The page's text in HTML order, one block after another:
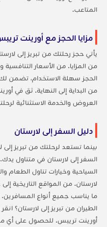
المتاعب.
مزايا الحجز مع أورينت
يأتي حجز رحلتك من تبريز إلى
من المزايا. من الأسعار
الحجز سهلة الاستخدام، تضمن
من البداية إلى النهاية. ثق في
العروض والخدمة الاستثنائية
دليل السفر إلى لارستان
بينما تستعد لرحلتك من تبريز
السفر إلى لارستان في متناول
السياحية وخيارات تناول الطعام
لارستان. من المواقع التاريخية
ما يناسب جميع أنواع
الطيران من تبريز إلى لارستان؟
أورينت تريبس. للحصول على أي